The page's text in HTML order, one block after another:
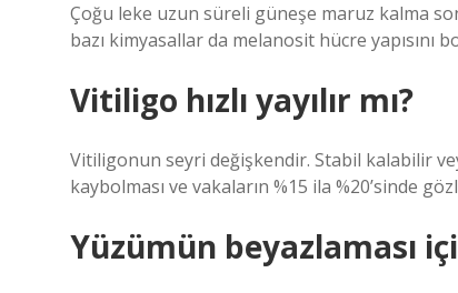
Çoğu leke uzun süreli güneşe maruz kalma
bazı kimyasallar da melanosit hücre yapısını
Vitiligo hızlı yayılır mı?
Vitiligonun seyri değişkendir. Stabil kalabilir
kaybolması ve vakaların %15 ila %20’sinde
Yüzümün beyazlaması